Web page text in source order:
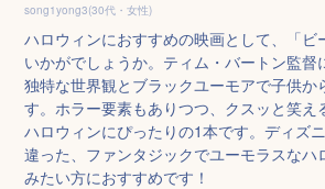
song1yong3(30代・女性)
ハロウィンにおすすめの映画として、「ビ
いかがでしょうか。ティム・バートン監督
独特な世界観とブラックユーモアで子供か
す。ホラー要素もありつつ、クスッと笑え
ハロウィンにぴったりの1本です。ディズ
違った、ファンタジックでユーモラスなハ
みたい方におすすめです！